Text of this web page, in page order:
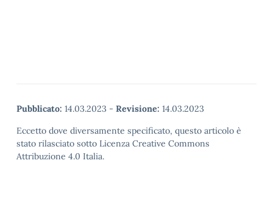
Pubblicato: 14.03.2023 - Revisione: 14.03.2023
Eccetto dove diversamente specificato, questo articolo è
stato rilasciato sotto Licenza Creative Commons
Attribuzione 4.0 Italia.